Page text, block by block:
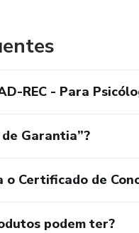
REC - Para
Garantia”?
o Certificado de
podem ter?